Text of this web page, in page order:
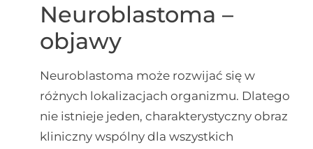
Neuroblastoma –
objawy
Neuroblastoma może rozwijać się w
różnych lokalizacjach organizmu. Dlatego
nie istnieje jeden, charakterystyczny obraz
kliniczny wspólny dla wszystkich